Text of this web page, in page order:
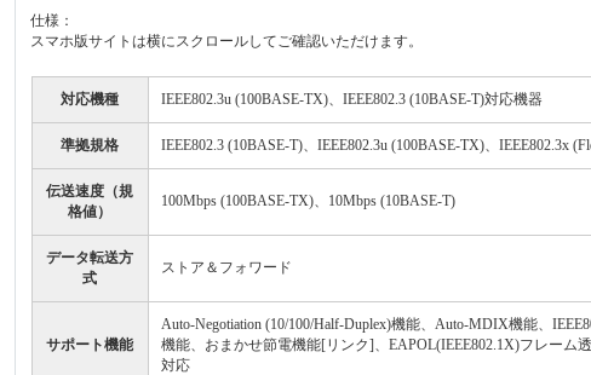
仕様：
スマホ版サイトは横にスクロールしてご確認いただけます。
対応機種 IEEE802.3u (100BASE-TX)、IEEE802.3 (10BASE-T)対応機器
準拠規格 IEEE802.3 (10BASE-T)、IEEE802.3u (100BASE-TX)、IEEE802.3x
伝送速度（規
格値）
100Mbps (100BASE-TX)、10Mbps (10BASE-T)
データ転送方
式
ストア＆フォワード
サポート機能
Auto-Negotiation (10/100/Half-Duplex)機能、Auto-MDIX機能、
機能、おまかせ節電機能[リンク]、EAPOL(IEEE802.1X)フレーム
対応